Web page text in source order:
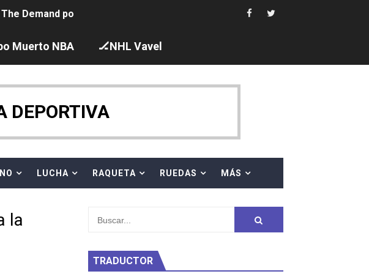
Demand por tríos en el Grand Slam Mexico
de Wellbrock y Taddeucci. Ángela Martínez 5ª en 10km
Muerto NBA 🏒NHL Vavel
DEPORTIVA
LUCHA RAQUETA RUEDAS MÁS
la
TRADUCTOR